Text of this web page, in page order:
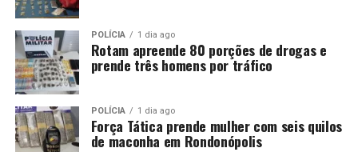
POLÍCIA 1 dia ago
Rotam apreende 80 porções de drogas e
prende três homens por tráfico
POLÍCIA 1 dia ago
Força Tática prende mulher com seis quilos
de maconha em Rondonópolis